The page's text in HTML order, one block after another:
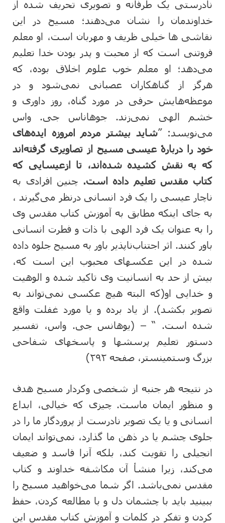
نادرستی یک طرفانه و تصویری تحریف شده از
خداوندمان را نشان می‌دهند؛ مسیح در این
نقاشی ها خیلی ظریف و مهربان است، او معلم
فروتنی است که از محبت و پدر بودن خدا تعلیم
می‌دهد؛ او معلم خوب علوم اخلاق بوده، که
هرگز از گناهکاران عصبانی نمی‌شود و در
موعظه‌هایش حرفی در مورد گناه، روز داوری و
خشم الهی نمی‌زند. جوهاناس جی. واس
می‌نویسد: ”شاید بیشتر مردم امروزه ایده‌های
خود را دربارۀ عیسی مسیح از تصاویری گرفته‌اند
که به نقش کشیده شده‌اند، تا ازعیسایی که
کتاب مقدس تعلیم داده است. چنین افرادی به
ناچار عیسی را یک فرد انسانی درنظر می‌گیرند ،
به جای اینکه مطابق به آموزش کتاب مقدس وی
را به عنوان یک فرد الهی با ذات و فطرت انسانی
باور کنند. اثر اجتناب‌ناپذیر باور به مسیح جلوه داده
شده در این عکسهای محبوب این است که،
بیش از حد به انسانیت وی تاکید شده و الوهیت
و خدایی او(که البته هیچ عکسی نمی‌تواند به
تصویر بکشد). از یاد برده و یا مورد غفلت واقع
شده است. “ – (یوهانس جی. واس، تفسیر
دستور تعلیم پرسشها و پاسخهای شفاحی
بزرگ وستمینستر، صفحه ۲۹۲)
در نتیجه هر جنبه از شخصی وکردار مسیح هدف
و منظور ایمان ماست. چیزی که خیالی، ابداع
انسانی و یا یک تصویر نادرست از پروردگار ما را در
جلوی چشم یا در ذهن ما گذارد، نمی‌تواند ایمان
انجیلی را تقویت کند، بلکه آنرا فاسد و ضعیف
می‌کند، زیرا منشأ آن مکاشفه خداوند و کتاب
مقدس نمی‌باشد. اگر شما می‌خواهید مسیح را
ببینید باید با چشمان دل و با مطالعه کردن، حفظ
کردن و تفکر در کلمات و آموزش کتاب مقدس این